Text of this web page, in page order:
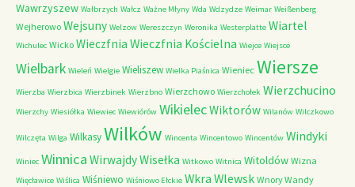
Wawrzyszew Wałbrzych Wałcz Ważne Młyny Wda Wdzydze Weimar Weißenberg
Wejherowo Wejsuny Welzow Wereszczyn Weronika Westerplatte Wiartel
Wichulec Wicko Wieczfnia Wieczfnia Kościelna Wiejce Wiejsce
Wielbark Wieleń Wielgie Wieliszew Wielka Piaśnica Wieniec Wiersze
Wierzba Wierzbica Wierzbinek Wierzbno Wierzchowo Wierzchołek Wierzchucino
Wierzchy Wiesiółka Wiewiec Wiewiórów WikielecWiktorów Wilanów Wilczkowo
Wilczęta Wilga WilkasyWilków Wincenta Wincentowo Wincentów Windyki
Winiec Winnica WirwajdyWisełka Witkowo Witnica Witoldów Wizna
Więcławice Wiślica Wiśniewo Wiśniowo Ełckie Wkra Wlewsk Wnory Wandy